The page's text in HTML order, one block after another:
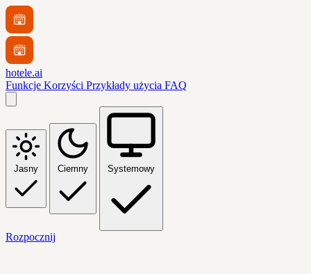
hotele.ai
Funkcje Korzyści Przykłady użycia FAQ
Jasny Ciemny Systemowy
Rozpocznij